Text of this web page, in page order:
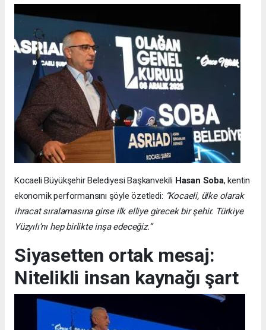
Kocaeli Büyükşehir Belediyesi Başkanvekili Hasan Soba, kentin
ekonomik performansını şöyle özetledi: “Kocaeli, ülke olarak
ihracat sıralamasına girse ilk elliye girecek bir şehir. Türkiye
Yüzyılı’nı hep birlikte inşa edeceğiz.”
Siyasetten ortak mesaj:
Nitelikli insan kaynağı şart